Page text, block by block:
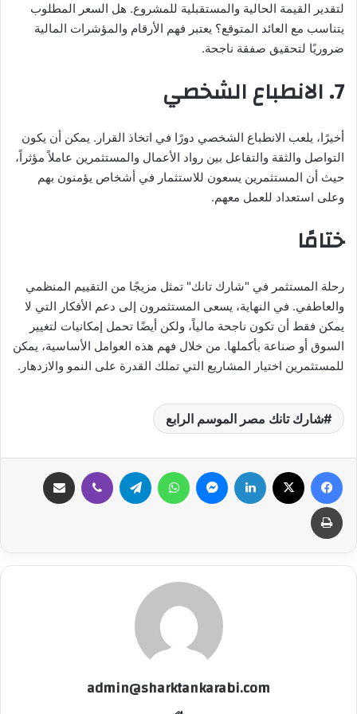
لتقدير القيمة الحالية والمستقبلية للمشروع. هل السعر المطلوب
يتناسب مع العائد المتوقع؟ يعتبر فهم الأرقام والمؤشرات المالية
ضروريًا لتحقيق صفقة ناجحة.
7. الانطباع الشخصي
أخيرًا، يلعب الانطباع الشخصي دورًا في اتخاذ القرار. يمكن أن يكون
التواصل والثقة والتفاعل بين رواد الأعمال والمستثمرين عاملاً مؤثراً،
حيث أن المستثمرين يسعون للاستثمار في أشخاص يؤمنون بهم
وعلى استعداد للعمل معهم.
ختامًا
رحلة المستثمر في "شارك تانك" تمثل مزيجًا من التقييم المنظمي
والعاطفي. في النهاية، يسعى المستثمرون إلى دعم الأفكار التي لا
يمكن فقط أن تكون ناجحة مالياً، ولكن أيضًا تحمل إمكانيات لتغيير
السوق أو صناعة بأكملها. من خلال فهم هذه العوامل الأساسية، يمكن
للمستثمرين اختيار المشاريع التي تملك القدرة على النمو والازدهار.
شارك تانك مصر الموسم الرابع
فيسبوك لينكدإن ماسنجر واتساب تيلقرام ڤايبر
طباعة
admin@sharktankarabi.com